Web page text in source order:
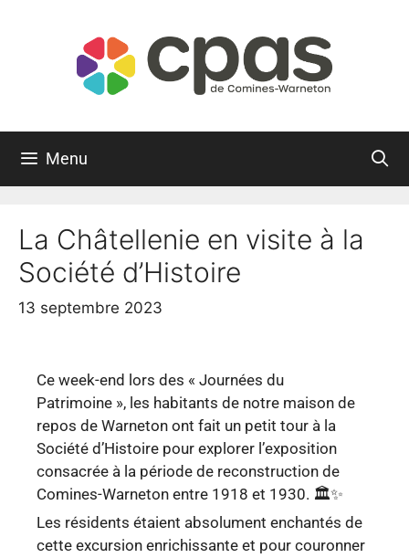
Menu
La Châtellenie en visite à la
Société d’Histoire
13 septembre 2023
Ce week-end lors des « Journées du
Patrimoine », les habitants de notre maison de
repos de Warneton ont fait un petit tour à la
Société d’Histoire pour explorer l’exposition
consacrée à la période de reconstruction de
Comines-Warneton entre 1918 et 1930. 🏛️✨
Les résidents étaient absolument enchantés de
cette excursion enrichissante et pour couronner